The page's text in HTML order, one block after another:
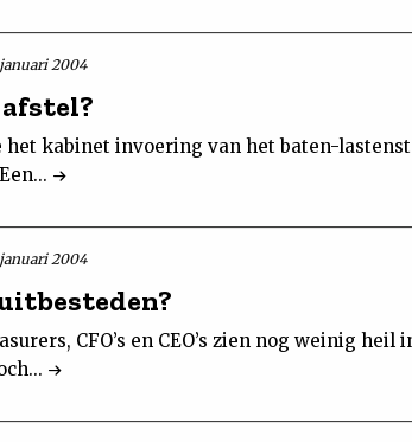
2004
het kabinet invoering van het baten-
2004
CFO’s en CEO’s zien nog weinig